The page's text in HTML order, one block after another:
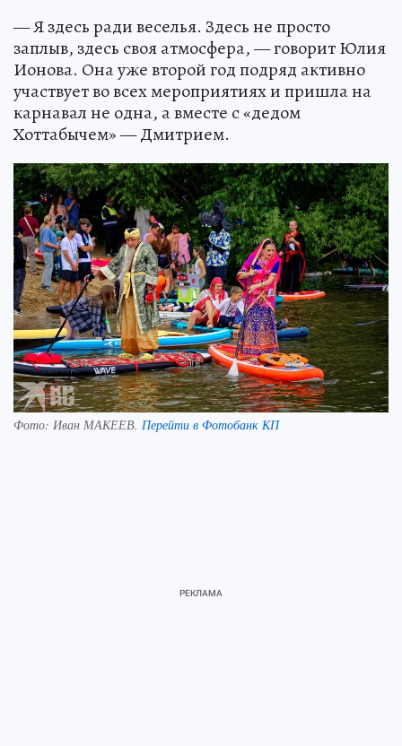
— Я здесь ради веселья. Здесь не просто
заплыв, здесь своя атмосфера, — говорит Юлия
Ионова. Она уже второй год подряд активно
участвует во всех мероприятиях и пришла на
карнавал не одна, а вместе с «дедом
Хоттабычем» — Дмитрием.
Фото: Иван МАКЕЕВ. Перейти в Фотобанк КП